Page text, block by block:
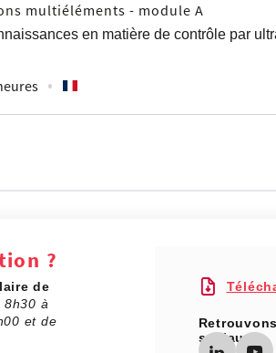
multiéléments - module A
en matière de contrôle par
?
de
à
et de
sociaux